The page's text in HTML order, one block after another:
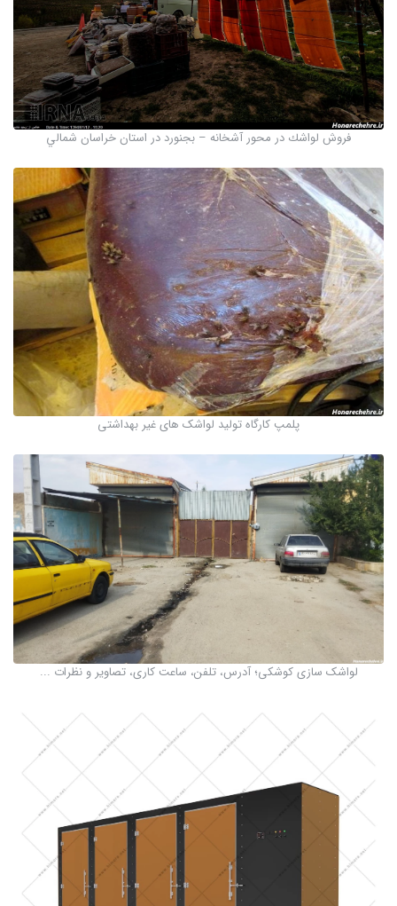
فروش لواشك در محور آشخانه – بجنورد در استان خراسان شمالي
پلمپ کارگاه تولید لواشک های غیر بهداشتی
لواشک سازی کوشکی؛ آدرس، تلفن، ساعت کاری، تصاویر و نظرات ...